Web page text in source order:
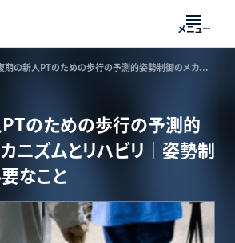
メニュー
回復期の新人PTのための歩行の予測的姿勢制御のメカニズムとリハビリ｜姿勢制御の治療に必要なこと
のための歩行の予測的
ニズムとリハビリ｜姿勢制
なこと